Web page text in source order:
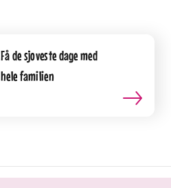
Få de sjoveste dage med
hele familien